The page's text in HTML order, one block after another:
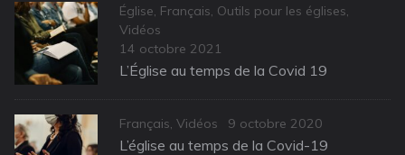
Categories
Église, Français, Outils pour les églises,
Vidéos
Posted
on
14 octobre 2021
L’Église au temps de la Covid 19
Categories
Français, Vidéos
Posted
on
9 octobre 2020
L’église au temps de la Covid-19